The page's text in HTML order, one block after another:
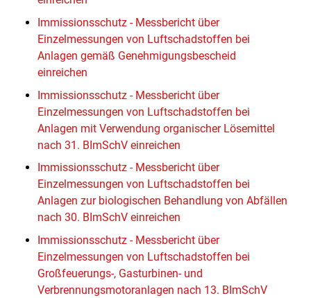
Immissionsschutz - Messbericht über
Einzelmessungen von Luftschadstoffen bei
Anlagen gemäß Genehmigungsbescheid
einreichen
Immissionsschutz - Messbericht über
Einzelmessungen von Luftschadstoffen bei
Anlagen mit Verwendung organischer Lösemittel
nach 31. BImSchV einreichen
Immissionsschutz - Messbericht über
Einzelmessungen von Luftschadstoffen bei
Anlagen zur biologischen Behandlung von Abfällen
nach 30. BImSchV einreichen
Immissionsschutz - Messbericht über
Einzelmessungen von Luftschadstoffen bei
Großfeuerungs-, Gasturbinen- und
Verbrennungsmotoranlagen nach 13. BImSchV